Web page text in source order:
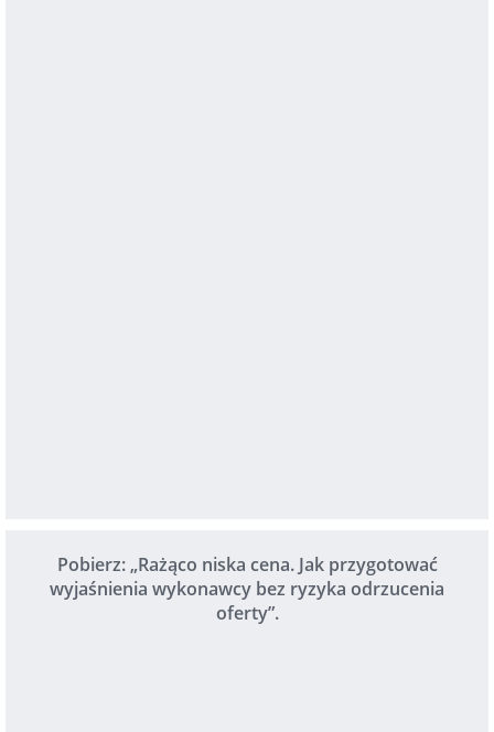
Pobierz: „Rażąco niska cena. Jak przygotować
wyjaśnienia wykonawcy bez ryzyka odrzucenia
oferty”.